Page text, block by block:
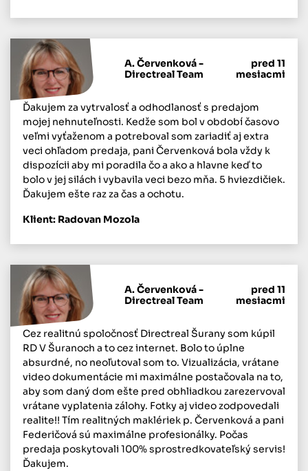
A. Červenková -
Directreal Team
pred 11
mesiacmi
Ďakujem za vytrvalosť a odhodlanosť s predajom
mojej nehnuteľnosti. Kedže som bol v období časovo
veľmi vyťaženom a potreboval som zariadiť aj extra
veci ohľadom predaja, pani Červenková bola vždy k
dispozícii aby mi poradila čo a ako a hlavne keď to
bolo v jej silách i vybavila veci bezo mňa. 5 hviezdičiek.
Ďakujem ešte raz za čas a ochotu.
Klient: Radovan Mozola
A. Červenková -
Directreal Team
pred 11
mesiacmi
Cez realitnú spoločnosť Directreal Šurany som kúpil
RD V Šuranoch a to cez internet. Bolo to úplne
absurdné, no neoľutoval som to. Vizualizácia, vrátane
video dokumentácie mi maximálne postačovala na to,
aby som daný dom ešte pred obhliadkou zarezervoval
vrátane vyplatenia zálohy. Fotky aj video zodpovedali
realite!! Tím realitných maklériek p. Červenková a pani
Federičová sú maximálne profesionálky. Počas
predaja poskytovali 100% sprostredkovateľský servis!
Ďakujem.